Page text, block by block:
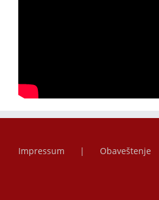
Impressum Obaveštenje